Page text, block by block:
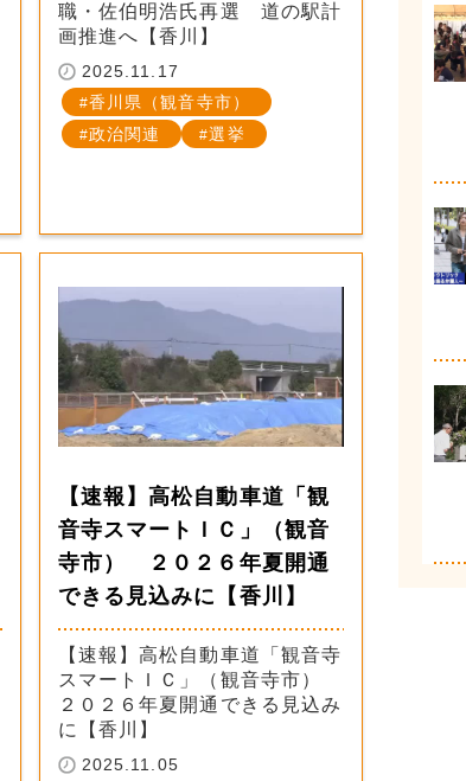
職・佐伯明浩氏再選 道の駅計
画推進へ【香川】
2025.11.17
香川県（観音寺市）
政治関連
選挙
【速報】高松自動車道「観
音寺スマートＩＣ」（観音
寺市） ２０２６年夏開通
できる見込みに【香川】
【速報】高松自動車道「観音寺
スマートＩＣ」（観音寺市）
２０２６年夏開通できる見込み
に【香川】
2025.11.05